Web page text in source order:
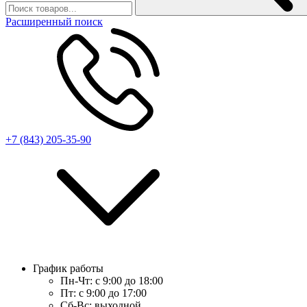
Расширенный поиск
+7 (843) 205-35-90
График работы
Пн-Чт: с 9:00 до 18:00
Пт: с 9:00 до 17:00